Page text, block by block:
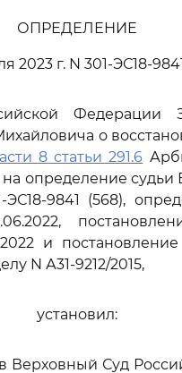
ОПРЕДЕЛЕНИЕ
2023 г. N 301-ЭС18-
Федерации
о
8 статьи 291.6
определение судьи
9841 (568),
и
N А31-9212/2015,
установил:
в Верховный Суд